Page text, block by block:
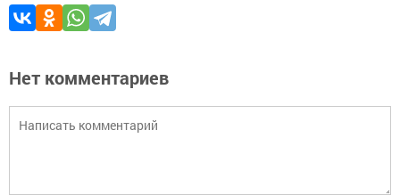
Нет комментариев